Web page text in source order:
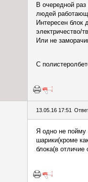
В очередной
людей
Интересен
электричество/
Или не
С
13.05.16 17:51
Я одно не пойму
шарики(кроме
блока(в отличие